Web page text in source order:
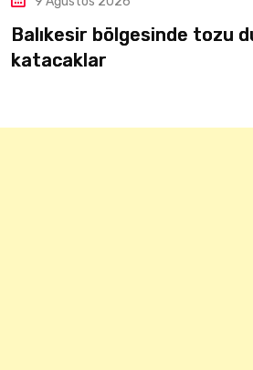
tozu dumana